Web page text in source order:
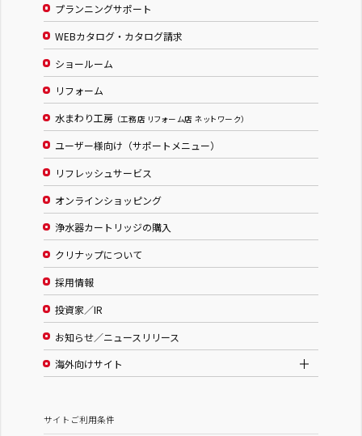
プランニングサポート
WEBカタログ・カタログ請求
ショールーム
リフォーム
水まわり工房 （工務店 リフォーム店 ネットワーク）
ユーザー様向け（サポートメニュー）
リフレッシュサービス
オンラインショッピング
浄水器カートリッジの購入
クリナップについて
採用情報
投資家／IR
お知らせ／ニュースリリース
海外向けサイト
サイトご利用条件